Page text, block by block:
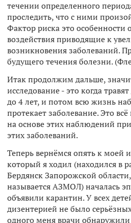
течении определенного
проследить, что с ними
Фактор риска это особенности
воздействия приводящие к
возникновения заболеваний.
будущего течения болезни.
Итак продолжим дальше,
исследование - это когда
до 4 лет, и потом всю жизнь
протекает заболевание. Это
на основе этих наблюдений
этих заболеваний.
Теперь вернёмся опять к моей
который я ходил (находился в
Бердянск Запорожской
называется АЗМОЛ) началась
объявили карантин. У всех
дизентерией не было
одного меня врачи